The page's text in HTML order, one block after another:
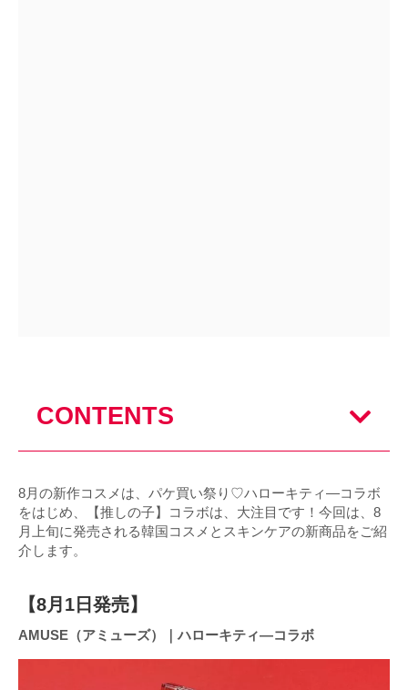
CONTENTS
8月の新作コスメは、パケ買い祭り♡ハローキティ―コラボ
をはじめ、【推しの子】コラボは、大注目です！今回は、8
月上旬に発売される韓国コスメとスキンケアの新商品をご紹
介します。
【8月1日発売】
AMUSE（アミューズ）｜ハローキティ―コラボ